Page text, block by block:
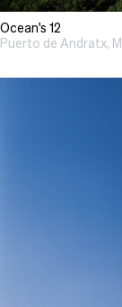
Ocean's 12
Puerto de Andratx,